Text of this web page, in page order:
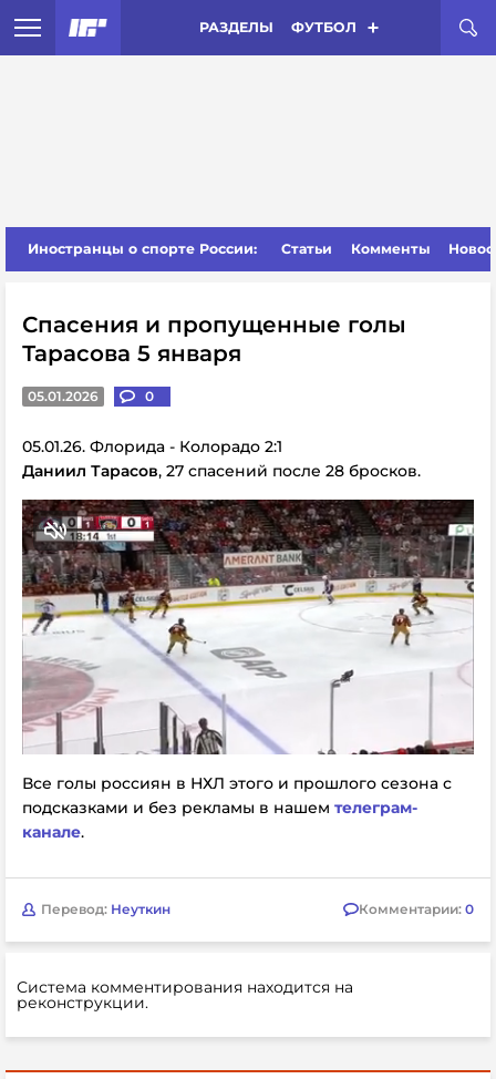
РАЗДЕЛЫ ФУТБОЛ
Иностранцы о спорте России: Статьи Комменты
Спасения и пропущенные голы
Тарасова 5 января
05.01.2026 0
05.01.26. Флорида - Колорадо 2:1
Даниил Тарасов, 27 спасений после 28 бросков.
Все голы россиян в НХЛ этого и прошлого сезона с
подсказками и без рекламы в нашем телеграм-
канале.
Перевод: Неуткин Комментарии: 0
Система комментирования находится на
реконструкции.